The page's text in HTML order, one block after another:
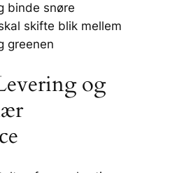
binde snøre
skifte blik mellem
greenen
og